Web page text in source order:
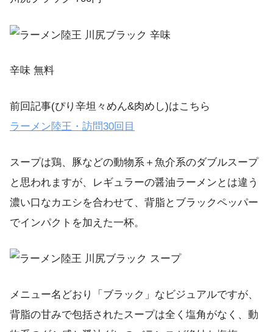
辛味 無料
前回記事(ぴり辛坦々めん&肉めし)はこちら
ラーメン陸王・訪問30回目
スープは鶏、豚などの動物系＋魚介系のダブルスープ
と思われますが、レギュラーの醤油ラーメンとは違う
濃い口なカエシを合わせて、背脂とブラックペッパー
でインパクトを加えた一杯。
メニュー名どおり「ブラック」なビジュアルですが、
背脂の甘みで包括されたスープは全く塩角がなく、動